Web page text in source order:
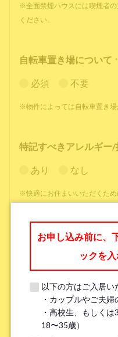
※全面禁煙ハウスには喫煙者
ください。
自転車置き場について *
必須 不要
※物件によっては自転車置き場
特記すべきアレルギー/
あり なし
※快適にお住まいいただくため
*
勤務先名、学校名 *
お申し込み前に、
ックを入
以下の方はご入居い
・カップルやご夫婦
・高校生、もしく
18〜35歳）